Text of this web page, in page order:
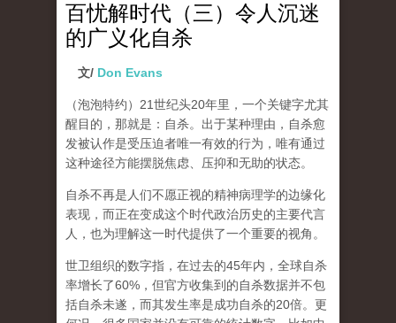
百忧解时代（三）令人沉迷
的广义化自杀
文/ Don Evans
（泡泡特约） 21世纪头20年里，一个关键字尤其
醒目的，那就是：自杀。出于某种理由，自杀愈
发被认作是受压迫者唯一有效的行为，唯有通过
这种途径方能摆脱焦虑、压抑和无助的状态。
自杀不再是人们不愿正视的精神病理学的边缘化
表现，而正在变成这个时代政治历史的主要代言
人，也为理解这一时代提供了一个重要的视角。
世卫组织的数字指，在过去的45年内，全球自杀
率增长了60%，但官方收集到的自杀数据并不包
括自杀未遂，而其发生率是成功自杀的20倍。更